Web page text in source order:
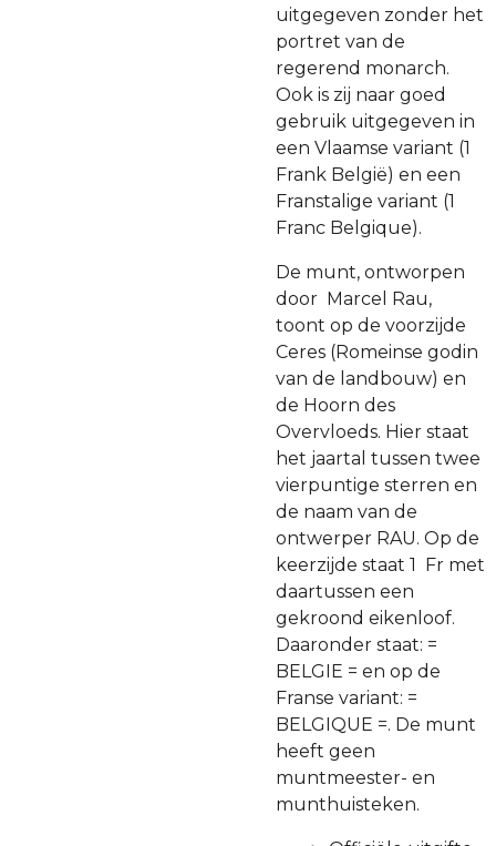
uitgegeven zonder het
portret van de
regerend monarch.
Ook is zij naar goed
gebruik uitgegeven in
een Vlaamse variant (1
Frank België) en een
Franstalige variant (1
Franc Belgique).
De munt, ontworpen
door Marcel Rau,
toont op de voorzijde
Ceres (Romeinse godin
van de landbouw) en
de Hoorn des
Overvloeds. Hier staat
het jaartal tussen twee
vierpuntige sterren en
de naam van de
ontwerper RAU. Op de
keerzijde staat 1 Fr met
daartussen een
gekroond eikenloof.
Daaronder staat: =
BELGIE = en op de
Franse variant: =
BELGIQUE =. De munt
heeft geen
muntmeester- en
munthuisteken.